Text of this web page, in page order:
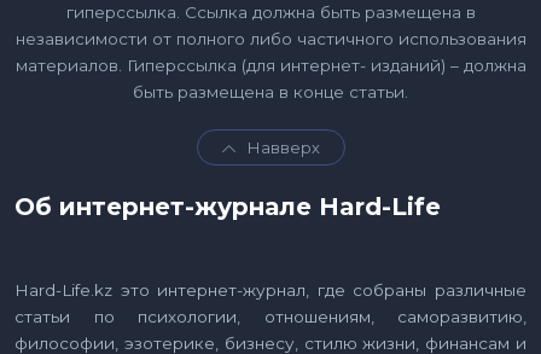
гиперссылка. Ссылка должна быть размещена в
независимости от полного либо частичного использования
материалов. Гиперссылка (для интернет- изданий) – должна
быть размещена в конце статьи.
Навверх
Об интернет-журнале Hard-Life
Hard-Life.kz это интернет-журнал, где собраны различные
статьи по психологии, отношениям, саморазвитию,
философии, эзотерике, бизнесу, стилю жизни, финансам и